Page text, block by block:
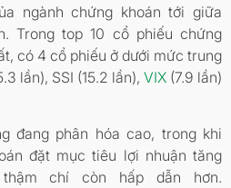
ngành chứng khoán tới giữa
Trong top 10 cổ phiếu chứng
có 4 cổ phiếu ở dưới mức trung
lần), SSI (15.2 lần), VIX (7.9 lần)
đang phân hóa cao, trong khi
đặt mục tiêu lợi nhuận tăng
chí còn hấp dẫn hơn.